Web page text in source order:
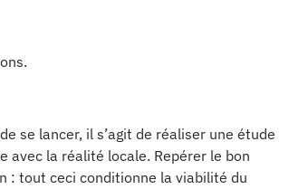
se lancer, il s’agit de réaliser une étude
avec la réalité locale. Repérer le bon
: tout ceci conditionne la viabilité du